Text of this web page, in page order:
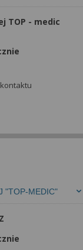
TOP - medic
"TOP-MEDIC"